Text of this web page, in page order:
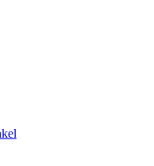
EDITION...